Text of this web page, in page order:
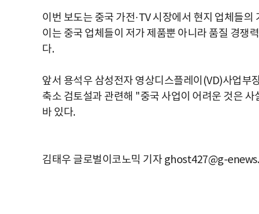
이번 보도는 중국 가전·TV 시장에서 현지 업체들
이는 중국 업체들이 저가 제품뿐 아니라 품질 경쟁
다.
앞서 용석우 삼성전자 영상디스플레이(VD)사업부
축소 검토설과 관련해 "중국 사업이 어려운 것은
바 있다.
김태우 글로벌이코노믹 기자 ghost427@g-